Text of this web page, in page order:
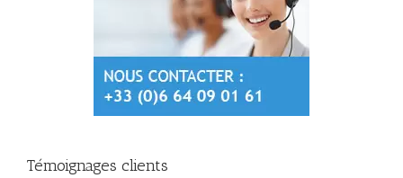
Témoignages clients